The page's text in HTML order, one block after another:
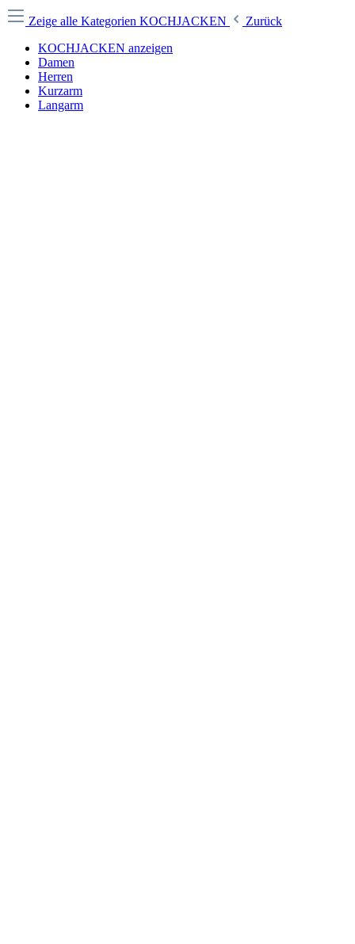
Zeige alle Kategorien KOCHJACKEN
Zurück
KOCHJACKEN anzeigen
Damen
Herren
Kurzarm
Langarm